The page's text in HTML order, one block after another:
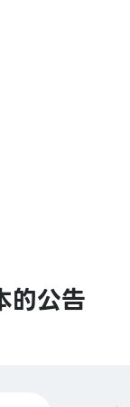
公告